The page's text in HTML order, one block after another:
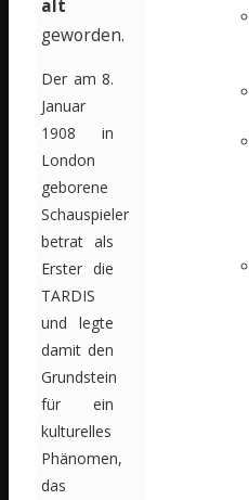
alt
geworden.
Der am 8.
Januar
1908 in
London
geborene
Schauspieler
betrat als
Erster die
TARDIS
und legte
damit den
Grundstein
für ein
kulturelles
Phänomen,
das